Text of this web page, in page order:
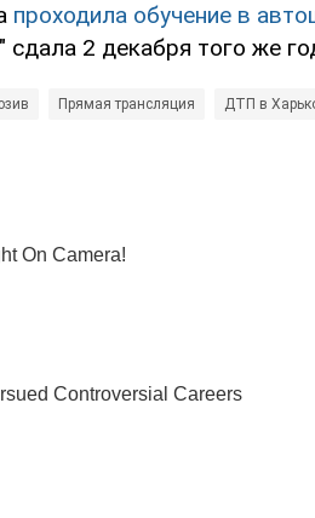
проходила обучение в
сдала 2 декабря того же
Прямая трансляция ДТП в